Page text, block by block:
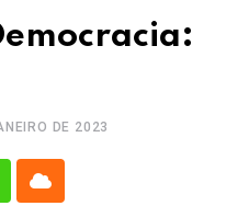
DE 2023
Cloud